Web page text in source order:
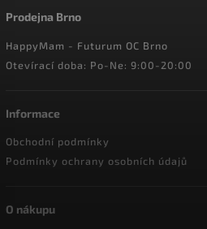
Prodejna Brno
HappyMam - Futurum OC Brno
Otevírací doba: Po-Ne: 9:00-20:00
Informace
Obchodní podmínky
Podmínky ochrany osobních údajů
O nákupu